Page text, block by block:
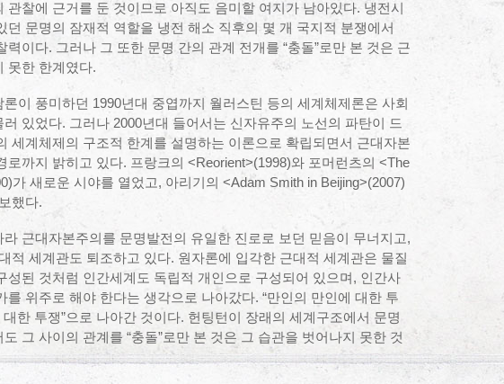
관찰에 근거를 둔 것이므로 아직도 음미할 여지가 남아있다. 냉전시
던 문명의 잠재적 역할을 냉전 해소 직후의 몇 개 국지적 분쟁에서
력이다. 그러나 그 또한 문명 간의 관계 전개를 “충돌”로만 본 것은 근
못한 한계였다.
이 풍미하던 1990년대 중엽까지 월러스틴 등의 세계체제론은 사회
있었다. 그러나 2000년대 들어서는 신자유주의 노선의 파탄이 드
세계체제의 구조적 한계를 설명하는 이론으로 확립되면서 근대자본
로까지 밝히고 있다. 프랑크의 <Reorient>(1998)와 포머런츠의 <The
가 새로운 시야를 열었고, 아리기의 <Adam Smith in Beijing>(2007)
했다.
근대자본주의를 문명발전의 유일한 진로로 보던 믿음이 무너지고,
적 세계관도 퇴조하고 있다. 원자론에 입각한 근대적 세계관은 물질
성된 것처럼 인간세계도 독립적 개인으로 구성되어 있으며, 인간사
를 위주로 해야 한다는 생각으로 나아갔다. “만인의 만인에 대한 투
대한 투쟁”으로 나아간 것이다. 헌팅턴이 장래의 세계구조에서 문명
그 사이의 관계를 “충돌”로만 본 것은 그 습관을 벗어나지 못한 것